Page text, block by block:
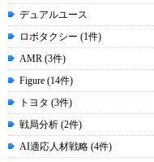
デュアルユース
ロボタクシー (1件)
AMR (3件)
Figure (14件)
トヨタ (3件)
戦局分析 (2件)
AI適応人材戦略 (4件)